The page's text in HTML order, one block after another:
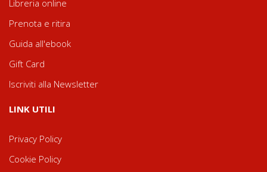
Libreria online
Prenota e ritira
Guida all'ebook
Gift Card
Iscriviti alla Newsletter
LINK UTILI
Privacy Policy
Cookie Policy